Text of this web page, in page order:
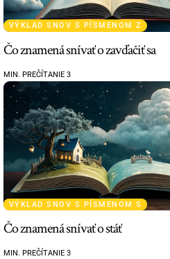
VÝKLAD SNOV S PÍSMENOM Z
Čo znamená snívať o zavďačiť sa
MIN. PREČÍTANIE 3
VÝKLAD SNOV S PÍSMENOM S
Čo znamená snívať o stáť
MIN. PREČÍTANIE 3